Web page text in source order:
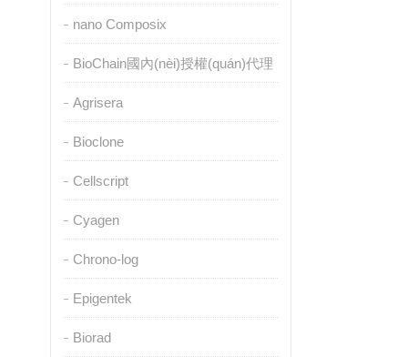
nano Composix
BioChain國內(nèi)授權(quán)代理
Agrisera
Bioclone
Cellscript
Cyagen
Chrono-log
Epigentek
Biorad